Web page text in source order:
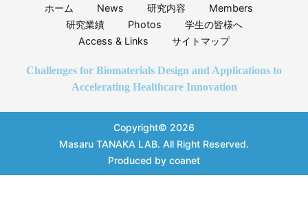
ホーム News 研究内容
Members
研究業績
Photos
学生の皆様へ
Access & Links
サイトマップ
Challenges for Biomaterials Design and Applications to
Accelerating Healthcare Innovation
Copyright© 2026
Masaru TANAKA LAB. All Right Reserved.
Produced by coanet